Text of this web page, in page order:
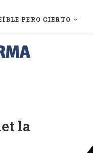
PERO CIERTO
la